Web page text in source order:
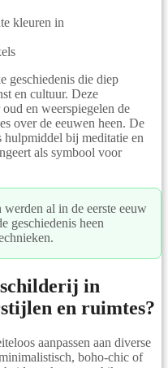
en cultuur. Deze
en weerspiegelen de
over de eeuwen heen. De
bij meditatie en
als symbool voor
al in de eerste eeuw
geschiedenis heen
schilderij in
en ruimtes?
boho-chic of